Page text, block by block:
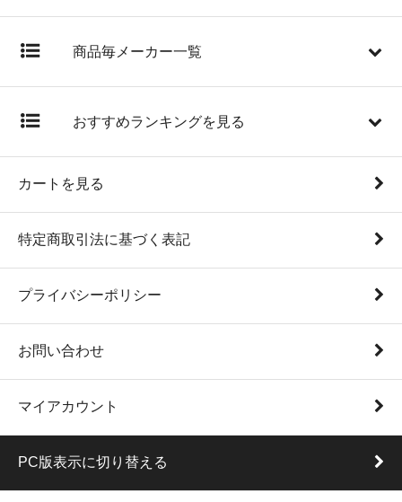
商品毎メーカー一覧
おすすめランキングを見る
カートを見る
特定商取引法に基づく表記
プライバシーポリシー
お問い合わせ
マイアカウント
PC版表示に切り替える